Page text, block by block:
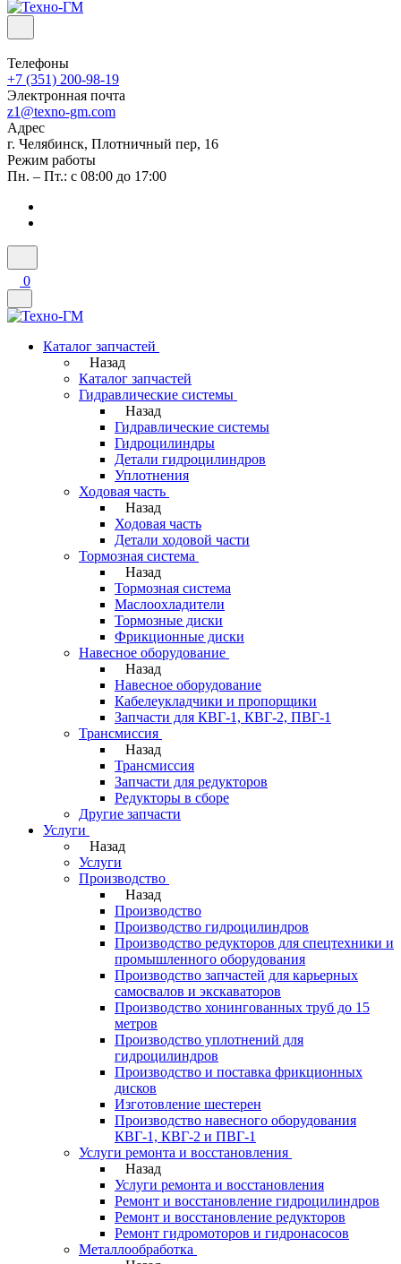
Телефоны
+7 (351) 200-98-19
Электронная почта
z1@texno-gm.com
Адрес
г. Челябинск, Плотничный пер, 16
Режим работы
Пн. – Пт.: с 08:00 до 17:00
0
Каталог запчастей
Назад
Каталог запчастей
Гидравлические системы
Назад
Гидравлические системы
Гидроцилиндры
Детали гидроцилиндров
Уплотнения
Ходовая часть
Назад
Ходовая часть
Детали ходовой части
Тормозная система
Назад
Тормозная система
Маслоохладители
Тормозные диски
Фрикционные диски
Навесное оборудование
Назад
Навесное оборудование
Кабелеукладчики и пропорщики
Запчасти для КВГ-1, КВГ-2, ПВГ-1
Трансмиссия
Назад
Трансмиссия
Запчасти для редукторов
Редукторы в сборе
Другие запчасти
Услуги
Назад
Услуги
Производство
Назад
Производство
Производство гидроцилиндров
Производство редукторов для спецтехники и
промышленного оборудования
Производство запчастей для карьерных
самосвалов и экскаваторов
Производство хонингованных труб до 15
метров
Производство уплотнений для
гидроцилиндров
Производство и поставка фрикционных
дисков
Изготовление шестерен
Производство навесного оборудования
КВГ-1, КВГ-2 и ПВГ-1
Услуги ремонта и восстановления
Назад
Услуги ремонта и восстановления
Ремонт и восстановление гидроцилиндров
Ремонт и восстановление редукторов
Ремонт гидромоторов и гидронасосов
Металлообработка